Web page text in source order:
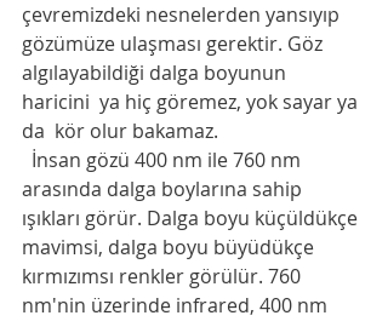
çevremizdeki nesnelerden yansıyıp
gözümüze ulaşması gerektir. Göz
algılayabildiği dalga boyunun
haricini  ya hiç göremez, yok sayar ya
da  kör olur bakamaz.
İnsan gözü 400 nm ile 760 nm
arasında dalga boylarına sahip
ışıkları görür. Dalga boyu küçüldükçe
mavimsi, dalga boyu büyüdükçe
kırmızımsı renkler görülür. 760
nm'nin üzerinde infrared, 400 nm